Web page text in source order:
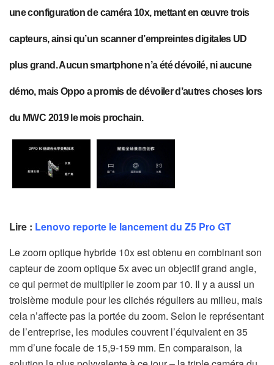
une configuration de caméra 10x, mettant en œuvre trois
capteurs, ainsi qu’un scanner d’empreintes digitales UD
plus grand. Aucun smartphone n’a été dévoilé, ni aucune
démo, mais Oppo a promis de dévoiler d’autres choses lors
du MWC 2019 le mois prochain.
Lire : Lenovo reporte le lancement du Z5 Pro GT
Le zoom optique hybride 10x est obtenu en combinant son
capteur de zoom optique 5x avec un objectif grand angle,
ce qui permet de multiplier le zoom par 10. Il y a aussi un
troisième module pour les clichés réguliers au milieu, mais
cela n’affecte pas la portée du zoom. Selon le représentant
de l’entreprise, les modules couvrent l’équivalent en 35
mm d’une focale de 15,9-159 mm. En comparaison, la